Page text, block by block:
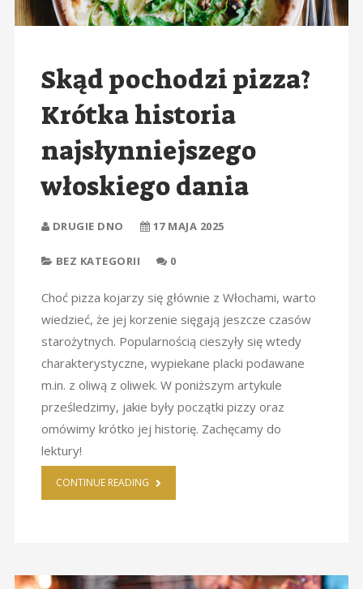
Skąd pochodzi pizza?
Krótka historia
najsłynniejszego
włoskiego dania
DRUGIE DNO 17 MAJA 2025
BEZ KATEGORII 0
Choć pizza kojarzy się głównie z Włochami, warto
wiedzieć, że jej korzenie sięgają jeszcze czasów
starożytnych. Popularnością cieszyły się wtedy
charakterystyczne, wypiekane placki podawane
m.in. z oliwą z oliwek. W poniższym artykule
prześledzimy, jakie były początki pizzy oraz
omówimy krótko jej historię. Zachęcamy do
lektury!
CONTINUE READING